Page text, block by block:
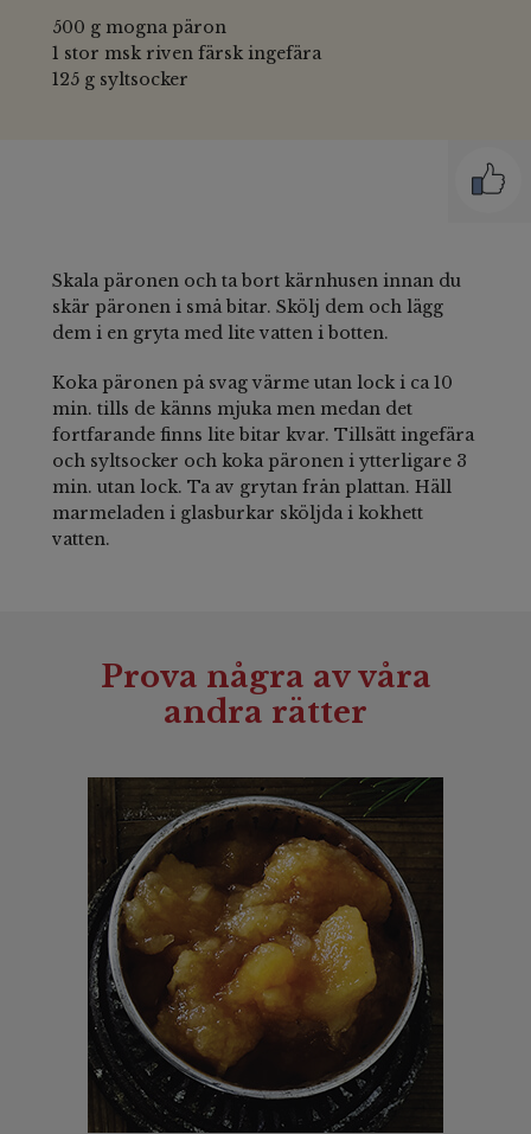
500 g mogna päron
1 stor msk riven färsk ingefära
125 g syltsocker
Skala päronen och ta bort kärnhusen innan du
skär päronen i små bitar. Skölj dem och lägg
dem i en gryta med lite vatten i botten.
Koka päronen på svag värme utan lock i ca 10
min. tills de känns mjuka men medan det
fortfarande finns lite bitar kvar. Tillsätt ingefära
och syltsocker och koka päronen i ytterligare 3
min. utan lock. Ta av grytan från plattan. Häll
marmeladen i glasburkar sköljda i kokhett
vatten.
Prova några av våra
andra rätter